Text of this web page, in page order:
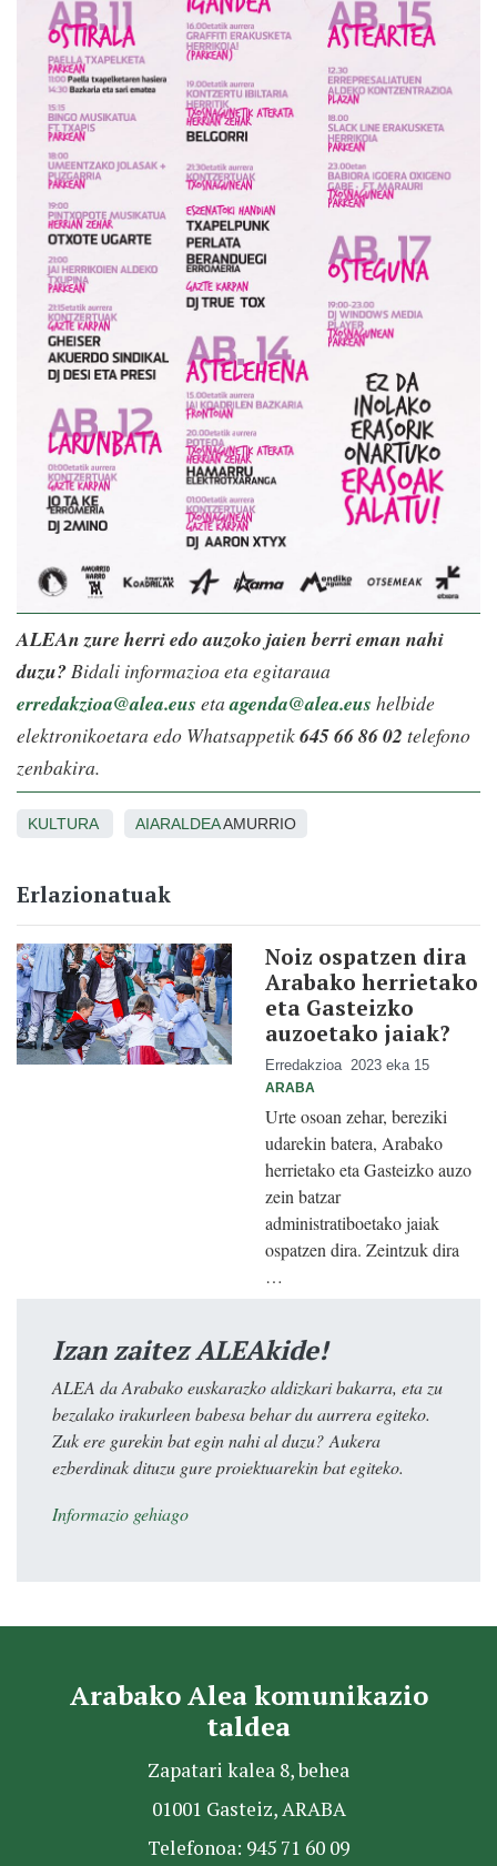
ALEAn zure herri edo auzoko jaien berri eman nahi
duzu?Bidali informazioa eta egitaraua
erredakzioa@alea.eus etaagenda@alea.eus helbide
elektronikoetara edo Whatsappetik645 66 86 02 telefono
zenbakira.
KULTURA AIARALDEAAMURRIO
Erlazionatuak
Noiz ospatzen dira
Arabako herrietako
eta Gasteizko
auzoetako jaiak?
Erredakzioa 2023 eka 15
ARABA
Urte osoan zehar, bereziki
udarekin batera, Arabako
herrietako eta Gasteizko auzo
zein batzar
administratiboetako jaiak
ospatzen dira. Zeintzuk dira
…
Izan zaitez ALEAkide!
ALEA da Arabako euskarazko aldizkari bakarra, eta zu
bezalako irakurleen babesa behar du aurrera egiteko.
Zuk ere gurekin bat egin nahi al duzu? Aukera
ezberdinak dituzu gure proiektuarekin bat egiteko.
Informazio gehiago
Arabako Alea komunikazio
taldea
Zapatari kalea 8, behea
01001 Gasteiz, ARABA
Telefonoa: 945 71 60 09